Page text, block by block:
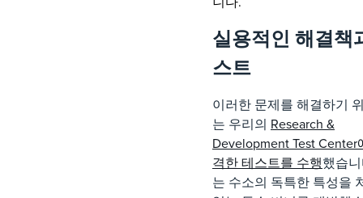
실용적인 해결책
스트
이러한 문제를 해결하기
는 우리의 Research &
Development Test Center
격한 테스트를 수행했습
는 수소의 독특한 특성을